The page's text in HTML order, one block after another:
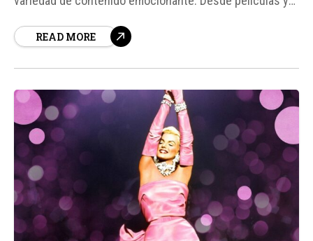
artículo, exploraremos algunas de las mejores opciones
READ MORE